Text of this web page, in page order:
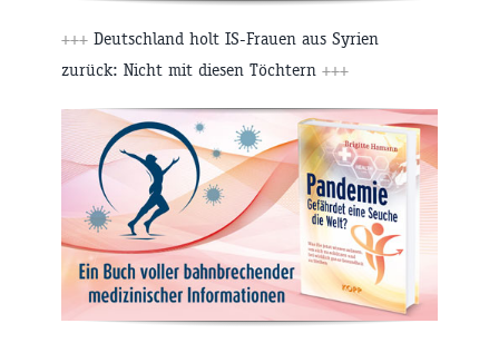
+++ Deutschland holt IS-Frauen aus Syrien
zurück: Nicht mit diesen Töchtern +++